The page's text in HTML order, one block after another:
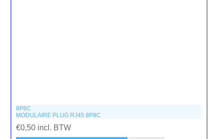
8P8C
MODULAIRE PLUG RJ45 8P8C
€0,50 incl. BTW